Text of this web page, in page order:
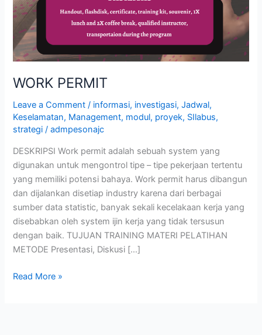
WORK PERMIT
Leave a Comment / informasi, investigasi,Jadwal,
Keselamatan, Management, modul, proyek, SIlabus,
strategi /admpesonajc
DESKRIPSI Work permit adalah sebuah system yang
digunakan untuk mengontrol tipe – tipe pekerjaan tertentu
yang memiliki potensi bahaya. Work permit harus dibangun
dan dijalankan disetiap industry karena dari berbagai
sumber data statistic, banyak sekali kecelakaan kerja yang
disebabkan oleh system ijin kerja yang tidak tersusun
dengan baik. TUJUAN TRAINING MATERI PELATIHAN
METODE Presentasi, Diskusi […]
Read More »